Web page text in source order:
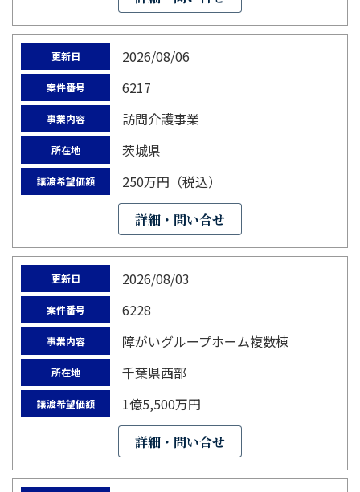
更新日 2026/08/06
案件番号 6217
事業内容 訪問介護事業
所在地 茨城県
譲渡希望価額 250万円（税込）
詳細・問い合せ
更新日 2026/08/03
案件番号 6228
事業内容 障がいグループホーム複数棟
所在地 千葉県西部
譲渡希望価額 1億5,500万円
詳細・問い合せ